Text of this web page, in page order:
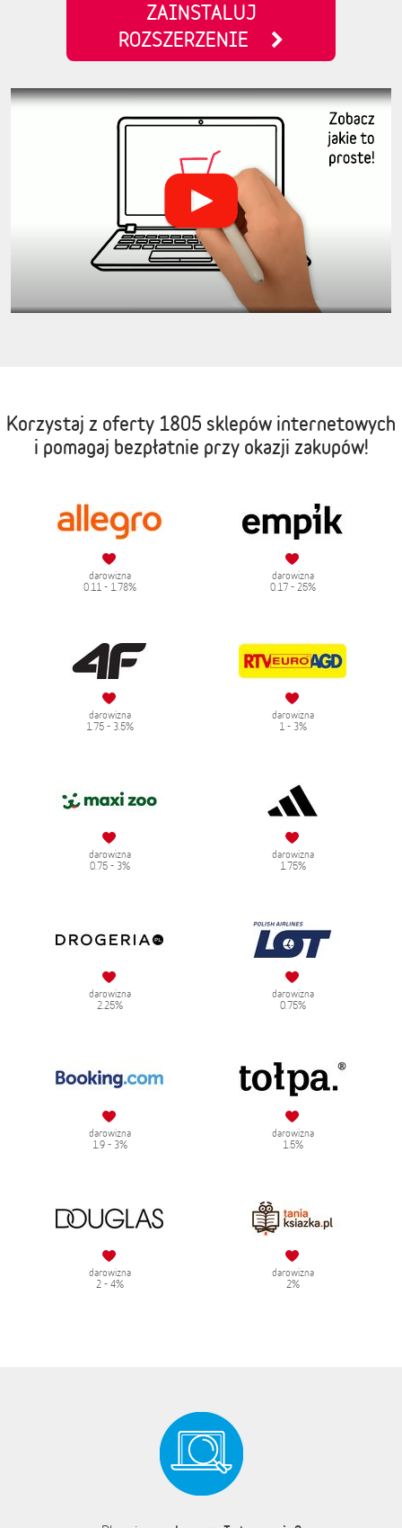
ZAINSTALUJ
ROZSZERZENIE
Korzystaj z oferty 1805 sklepów internetowych
i pomagaj bezpłatnie przy okazji zakupów!
darowizna
0.11 - 1.78%
darowizna
0.17 - 25%
darowizna
1.75 - 3.5%
darowizna
1 - 3%
darowizna
0.75 - 3%
darowizna
1.75%
darowizna
2.25%
darowizna
0.75%
darowizna
1.9 - 3%
darowizna
1.5%
darowizna
2 - 4%
darowizna
2%